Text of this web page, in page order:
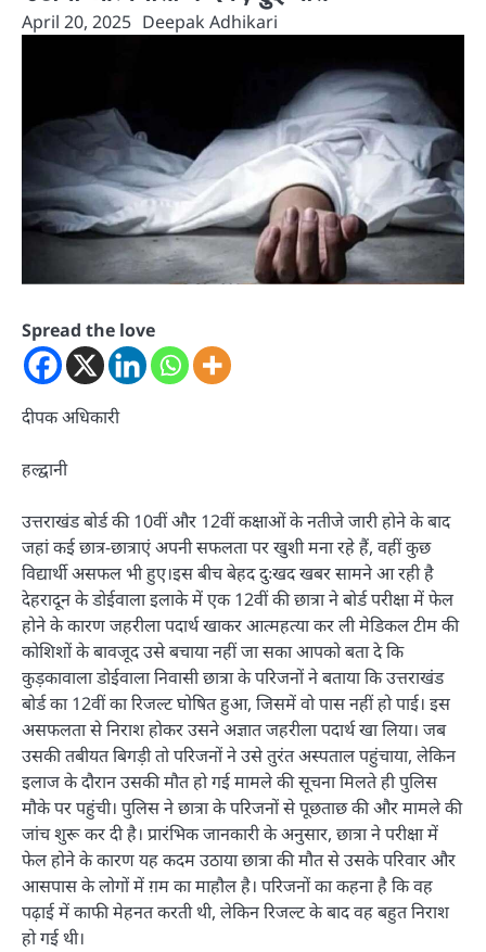
April 20, 2025 Deepak Adhikari
Spread the love
दीपक अधिकारी
हल्द्वानी
उत्तराखंड बोर्ड की 10वीं और 12वीं कक्षाओं के नतीजे जारी होने के बाद
जहां कई छात्र-छात्राएं अपनी सफलता पर खुशी मना रहे हैं, वहीं कुछ
विद्यार्थी असफल भी हुए।इस बीच बेहद दुःखद खबर सामने आ रही है
देहरादून के डोईवाला इलाके में एक 12वीं की छात्रा ने बोर्ड परीक्षा में फेल
होने के कारण जहरीला पदार्थ खाकर आत्महत्या कर ली मेडिकल टीम की
कोशिशों के बावजूद उसे बचाया नहीं जा सका आपको बता दे कि
कुड़कावाला डोईवाला निवासी छात्रा के परिजनों ने बताया कि उत्तराखंड
बोर्ड का 12वीं का रिजल्ट घोषित हुआ, जिसमें वो पास नहीं हो पाई। इस
असफलता से निराश होकर उसने अज्ञात जहरीला पदार्थ खा लिया। जब
उसकी तबीयत बिगड़ी तो परिजनों ने उसे तुरंत अस्पताल पहुंचाया, लेकिन
इलाज के दौरान उसकी मौत हो गई मामले की सूचना मिलते ही पुलिस
मौके पर पहुंची। पुलिस ने छात्रा के परिजनों से पूछताछ की और मामले की
जांच शुरू कर दी है। प्रारंभिक जानकारी के अनुसार, छात्रा ने परीक्षा में
फेल होने के कारण यह कदम उठाया छात्रा की मौत से उसके परिवार और
आसपास के लोगों में ग़म का माहौल है। परिजनों का कहना है कि वह
पढ़ाई में काफी मेहनत करती थी, लेकिन रिजल्ट के बाद वह बहुत निराश
हो गई थी।